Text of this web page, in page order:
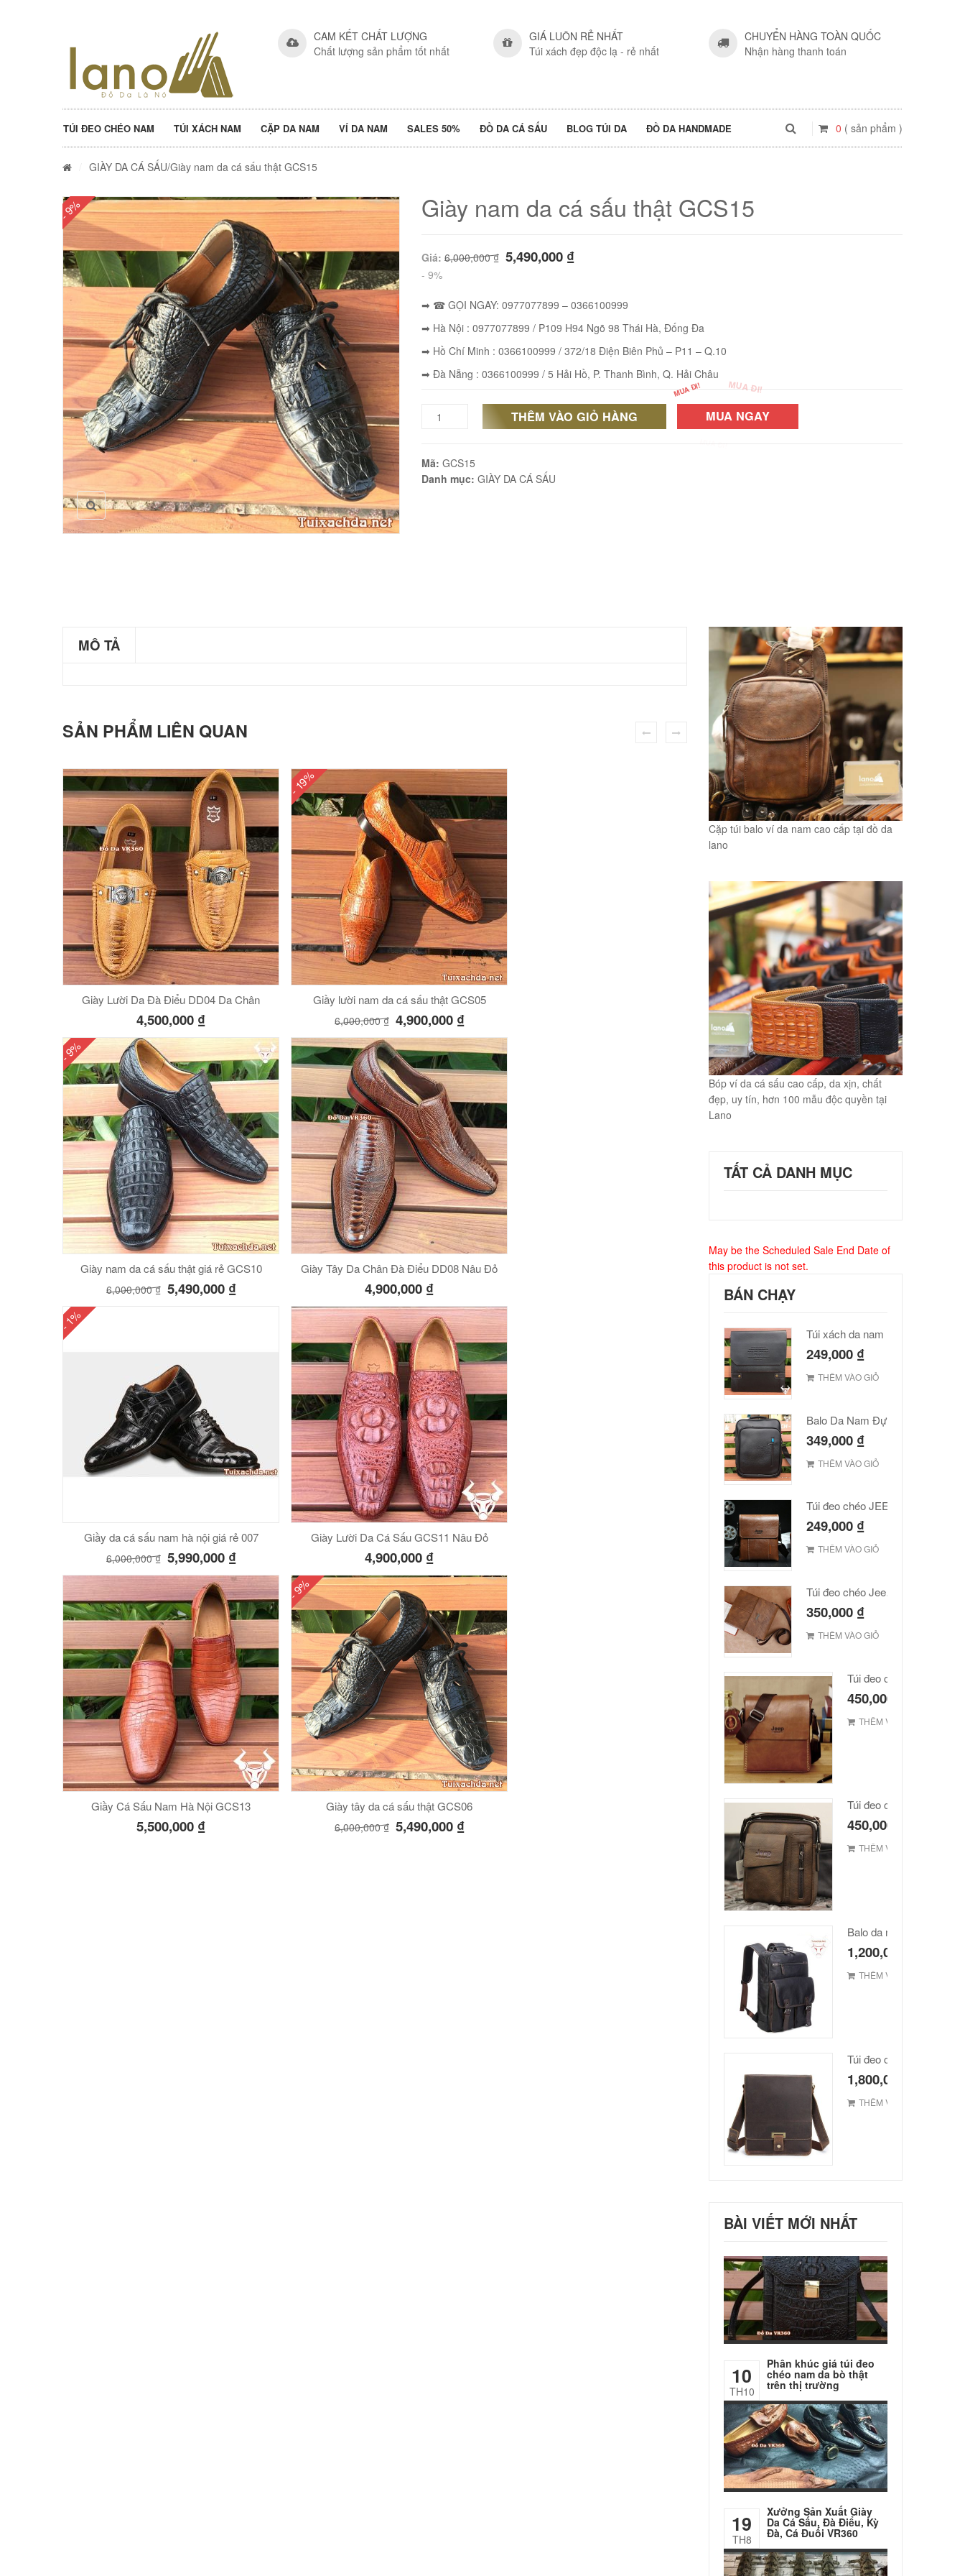
CAM KẾT CHẤT LƯỢNG
Chất lượng sản phẩm tốt nhất
GIÁ LUÔN RẺ NHẤT
Túi xách đẹp độc lạ - rẻ nhất
CHUYỂN HÀNG TOÀN QUỐC
Nhận hàng thanh toán
TÚI ĐEO CHÉO NAM TÚI XÁCH NAM CẶP DA NAM VÍ DA NAM SALES 50% ĐỒ DA CÁ SẤU BLOG TÚI DA ĐỒ DA HANDMADE 0 ( sản phẩm )
GIÀY DA CÁ SẤU/Giày nam da cá sấu thật GCS15
- 9% Giày nam da cá sấu thật GCS15
Giá: 6,000,000₫ 5,490,000 ₫
- 9%
➡ ☎ GỌI NGAY: 0977077899 – 0366100999
➡ Hà Nội : 0977077899 / P109 H94 Ngõ 98 Thái Hà, Đống Đa
➡ Hồ Chí Minh : 0366100999 / 372/18 Điện Biên Phủ – P11 – Q.10
➡ Đà Nẵng : 0366100999 / 5 Hải Hồ, P. Thanh Bình, Q. Hải Châu
Giày
da
THÊM VÀO GIỎ HÀNG MUA NGAY
Mã: GCS15
Danh mục: GIÀY DA CÁ SẤU
MÔ TẢ
SẢN PHẨM LIÊN QUAN
Giày Lười Da Đà Điểu DD04 Da Chân
4,500,000 ₫
- 19%
Giầy lười nam da cá sấu thật GCS05
6,000,000₫ 4,900,000 ₫
- 9%
Giày nam da cá sấu thật giá rẻ GCS10
6,000,000₫ 5,490,000 ₫
Giày Tây Da Chân Đà Điểu DD08 Nâu Đỏ
4,900,000 ₫
- 1%
Giầy da cá sấu nam hà nội giá rẻ 007
6,000,000₫ 5,990,000 ₫
Giày Lười Da Cá Sấu GCS11 Nâu Đỏ
4,900,000 ₫
Giầy Cá Sấu Nam Hà Nội GCS13
5,500,000 ₫
- 9%
Giày tây da cá sấu thật GCS06
6,000,000₫ 5,490,000 ₫
Cặp túi balo ví da nam cao cấp tại đồ da
lano
Bóp ví da cá sấu cao cấp, da xịn, chất
đẹp, uy tín, hơn 100 mẫu độc quyền tại
Lano
TẤT CẢ DANH MỤC
May be the Scheduled Sale End Date of
this product is not set.
BÁN CHẠY
249,000 ₫
THÊM VÀO GIỎ
Balo Da Nam Đựng Laptop Đẹp Giá Rẻ
349,000 ₫
THÊM VÀO GIỎ
249,000 ₫
THÊM VÀO GIỎ
Túi đeo chéo Jeep giá rẻ JR03
350,000 ₫
THÊM VÀO GIỎ
Túi đeo chéo JEEP giá
450,000
THÊM VÀO GIỎ
Túi đeo chéo Jeep giá rẻ
450,000
THÊM VÀO GIỎ
Balo da nam hàn quốc
1,200,000
THÊM VÀO GIỎ
1,800,000
THÊM VÀO GIỎ
BÀI VIẾT MỚI NHẤT
10
TH10
Phân khúc giá túi đeo
chéo nam da bò thật
trên thị trường
19
TH8
Xưởng Sản Xuất Giày
Da Cá Sấu, Đà Điểu, Kỳ
Đà, Cá Đuối VR360